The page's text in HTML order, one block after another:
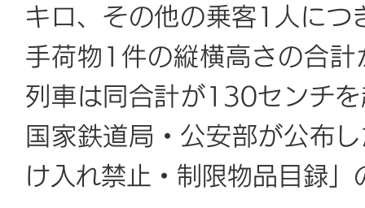
キロ、その他の乗客1人に
手荷物1件の縦横高さの合
列車は同合計が130センチ
国家鉄道局・公安部が公布
け入れ禁止・制限物品目録